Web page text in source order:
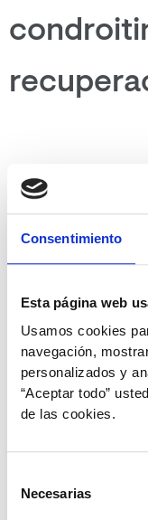
Consentimiento
Esta página web
Usamos cookies
navegación,
personalizados y
“Aceptar todo”
de las cookies.
Necesarias
Sulfato
Es una